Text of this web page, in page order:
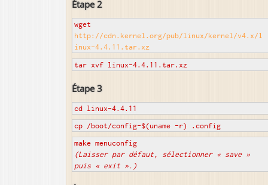
Étape 2
wget
http://cdn.kernel.org/pub/linux/kernel/v4.x/l
inux-4.4.11.tar.xz
tar xvf linux-4.4.11.tar.xz
Étape 3
cd linux-4.4.11
cp /boot/config-$(uname -r) .config
make menuconfig
(Laisser par défaut, sélectionner « save »
puis « exit ».)